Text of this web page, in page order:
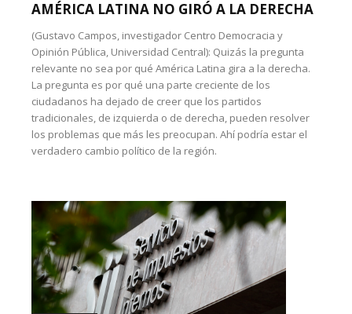
AMÉRICA LATINA NO GIRÓ A LA DERECHA
(Gustavo Campos, investigador Centro Democracia y
Opinión Pública, Universidad Central): Quizás la pregunta
relevante no sea por qué América Latina gira a la derecha.
La pregunta es por qué una parte creciente de los
ciudadanos ha dejado de creer que los partidos
tradicionales, de izquierda o de derecha, pueden resolver
los problemas que más les preocupan. Ahí podría estar el
verdadero cambio político de la región.